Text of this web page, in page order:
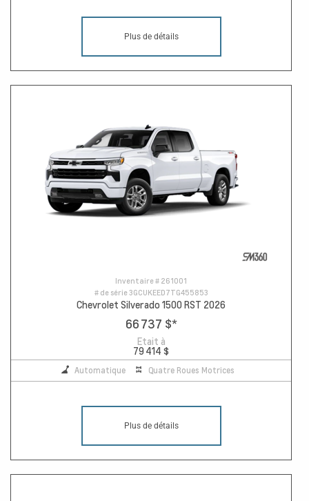
Plus de détails
Inventaire # 261001
# de série3GCUKEED7TG455853
Chevrolet Silverado 1500 RST 2026
66 737 $*
Etait à
79 414 $
Automatique Quatre Roues Motrices
Plus de détails